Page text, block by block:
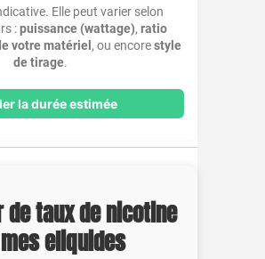
Elle peut varier selon
:puissance (wattage),ratio
votre matériel , ou encorestyle
de tirage.
la durée estimée
de taux de nicotine
eliquides